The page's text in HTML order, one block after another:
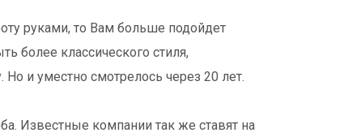
руками, то Вам больше подойдет
более классического стиля,
и уместно смотрелось через 20 лет.
Известные компании так же ставят на